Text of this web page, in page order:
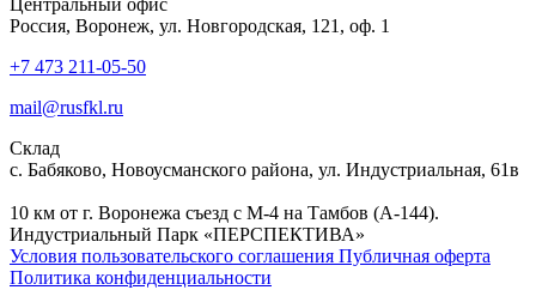
Центральный офис
Россия, Воронеж, ул. Новгородская, 121, оф. 1
+7 473 211-05-50
mail@rusfkl.ru
Склад
с. Бабяково, Новоусманского района, ул. Индустриальная, 61в
10 км от г. Воронежа съезд с М-4 на Тамбов (А-144).
Индустриальный Парк «ПЕРСПЕКТИВА»
Условия пользовательского соглашения Публичная оферта
Политика конфиденциальности